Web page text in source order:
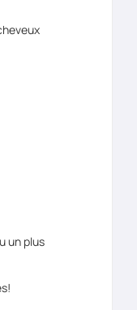
un plus